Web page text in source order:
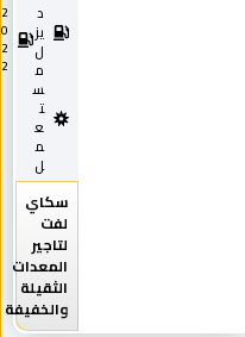
د
يز
ل
م
س
ت
ع
م
ل
2
0
2
2
سكاي
لفت
لتاجير
المعدات
الثقيلة
والخفيفة